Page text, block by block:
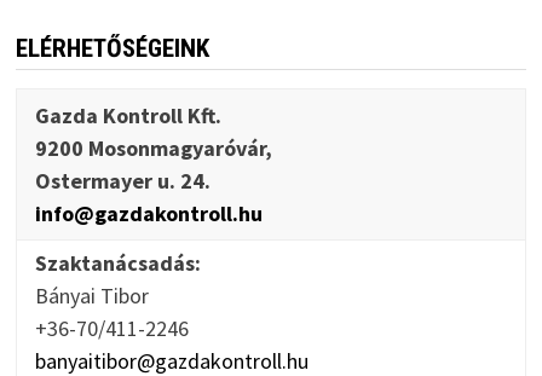
ELÉRHETŐSÉGEINK
Gazda Kontroll Kft.
9200 Mosonmagyaróvár,
Ostermayer u. 24.
info@gazdakontroll.hu
Szaktanácsadás:
Bányai Tibor
+36-70/411-2246
banyaitibor@gazdakontroll.hu